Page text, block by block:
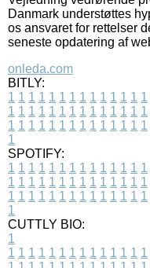
Danmark understøttes
os ansvaret for rettelser
seneste opdatering af
onleda.com
BITLY:
1 1 1 1 1 1 1 1 1 1 1 1 1 1
1 1 1 1 1 1 1 1 1 1 1 1 1 1
1 1 1 1 1 1 1 1 1 1 1 1 1 1
1
SPOTIFY:
1 1 1 1 1 1 1 1 1 1 1 1 1 1
1 1 1 1 1 1 1 1 1 1 1 1 1 1
1 1 1 1 1 1 1 1 1 1 1 1 1 1
1
CUTTLY BIO:
1
1 1 1 1 1 1 1 1 1 1 1 1 1 1